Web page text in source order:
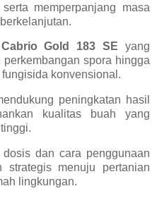
memperpanjang masa
Cabrio Gold 183 SE yang
spora hingga
konvensional.
peningkatan hasil
kualitas buah yang
dan cara penggunaan
menuju pertanian
lingkungan.